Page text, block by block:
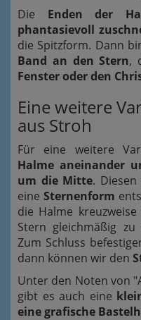
Die Enden der
phantasievoll
die Spitzform. Dann
Band an den Stern,
Fenster oder den
Eine weitere
aus Stroh
Für eine weitere
Halme aneinander
um die Mitte.
eine Sternenform
die Halme
Stern gleichmäßig
Zum Schluss
dann können wir den
Unter den Noten von
gibt es auch eine
eine grafische